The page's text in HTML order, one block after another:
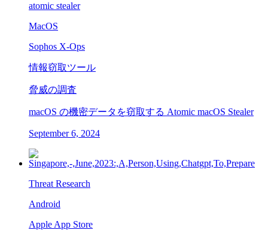
atomic stealer
MacOS
Sophos X-Ops
情報窃取ツール
脅威の調査
macOS の機密データを窃取する Atomic macOS Stealer
September 6, 2024
Threat Research
Android
Apple App Store